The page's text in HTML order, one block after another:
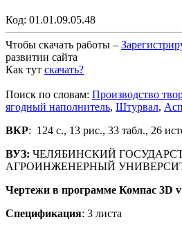
Код: 01.01.09.05.48
Чтобы скачать работы –
развитии сайта
Как тут скачать?
Поиск по словам: Производство
ягодный наполнитель, Штурвал,
ВКР: 124 с., 13 рис., 33 табл., 26
ВУЗ: ЧЕЛЯБИНСКИЙ
АГРОИНЖЕНЕРНЫЙ
Чертежи в программе Компас 3D v
Спецификация: 3 листа